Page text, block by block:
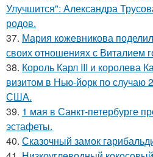
Улучшится": Александра
родов.
37. Мария кожевникова
своих отношениях с Виталием
38. Король Карл III и королева
визитом в Нью-йорк по случаю
США.
39. 1 мая в Санкт-петербурге
эстафеты.
40. Сказочный замок